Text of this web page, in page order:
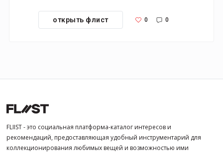
открыть флист 0 0
FLIIST - это социальная платформа-каталог интересов и
рекомендаций, предоставляющая удобный инструментарий для
коллекционирования любимых вещей и возможностью ими